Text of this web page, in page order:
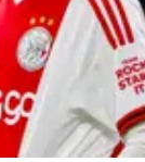
Gym a été
à la haine raciale
d'un prédicateur